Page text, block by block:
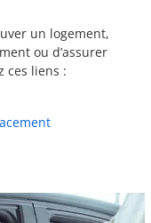
un logement,
ou d’assurer
ces liens :